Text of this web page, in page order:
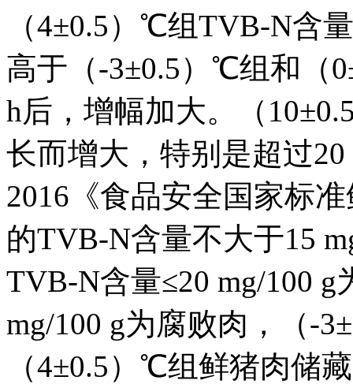
（4±0.5）℃组TVB-N含
高于（-3±0.5）℃组和（
h后，增幅加大。（
长而增大，特别是超过
2016《食品安全国家标
的TVB-N含量不大于15
TVB-N含量≤20 mg/100
mg/100 g为腐败肉，（-
（4±0.5）℃组鲜猪肉储